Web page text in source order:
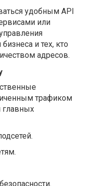
удобным API
или
и тех, кто
адресов.
трафиком